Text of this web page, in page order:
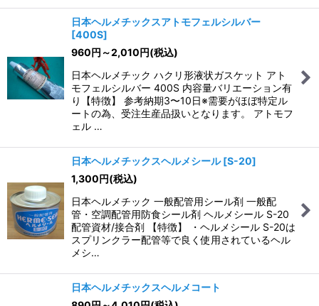
日本ヘルメチックスアトモフェルシルバー
[400S]
960円 ～2,010円(税込)
日本ヘルメチック ハクリ形液状ガスケット アト
モフェルシルバー 400S 内容量バリエーション有
り【特徴】 参考納期3〜10日※需要がほぼ特定ル
ートの為、受注生産品扱いとなります。 アトモフ
ェル …
日本ヘルメチックスヘルメシール [S-20]
1,300円(税込)
日本ヘルメチック 一般配管用シール剤 一般配
管・空調配管用防食シール剤 ヘルメシール S-20
配管資材/接合剤 【特徴】 ・ヘルメシール S-20は
スプリンクラー配管等で良く使用されているヘル
メシ…
日本ヘルメチックスヘルメコート